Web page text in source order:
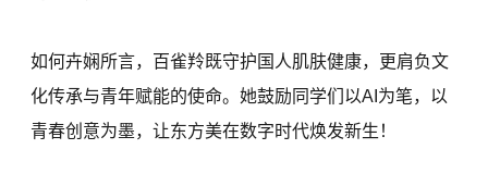
如何卉娴所言，百雀羚既守护国人肌肤健康，更肩负文
化传承与青年赋能的使命。她鼓励同学们以AI为笔，以
青春创意为墨，让东方美在数字时代焕发新生！